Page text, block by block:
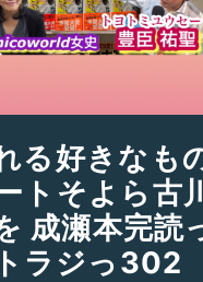
る好きなも
トそよら古
成瀬本完読
トラジっ302